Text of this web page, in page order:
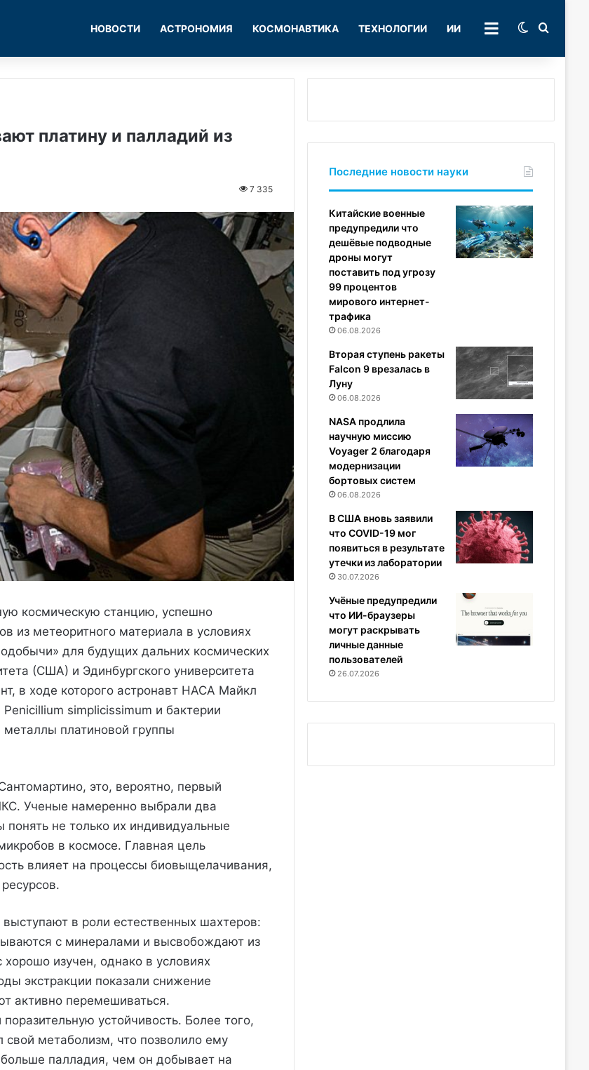
НОВОСТИ АСТРОНОМИЯ КОСМОНАВТИКА ТЕХНОЛОГИИ ИИ РУБРИКИSwitch skin
платину и палладий из
7 335
космическую станцию, успешно
из метеоритного материала в условиях
для будущих дальних космических
(США) и Эдинбургского университета
в ходе которого астронавт НАСА Майкл
simplicissimum и бактерии
платиновой группы
это, вероятно, первый
Ученые намеренно выбрали два
не только их индивидуальные
в космосе. Главная цель
влияет на процессы биовыщелачивания,
в роли естественных шахтеров:
с минералами и высвобождают из
изучен, однако в условиях
экстракции показали снижение
активно перемешиваться.
устойчивость. Более того,
метаболизм, что позволило ему
больше палладия, чем он добывает на
Последние новости науки
Китайские военные
предупредили что
дешёвые подводные
дроны могут
поставить под угрозу
99 процентов
мирового интернет-
трафика
06.08.2026
Вторая ступень ракеты
Falcon 9 врезалась в
Луну
06.08.2026
NASA продлила
научную миссию
Voyager 2 благодаря
модернизации
бортовых систем
06.08.2026
В США вновь заявили
что COVID-19 мог
появиться в результате
утечки из лаборатории
30.07.2026
Учёные предупредили
что ИИ-браузеры
могут раскрывать
личные данные
пользователей
26.07.2026